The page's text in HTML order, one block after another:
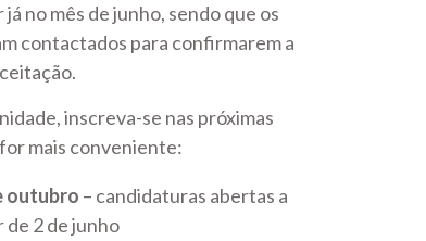
no mês de junho, sendo que os
contactados para confirmarem a
inscreva-se nas próximas
mais conveniente:
outubro – candidaturas abertas a
de 2 de junho